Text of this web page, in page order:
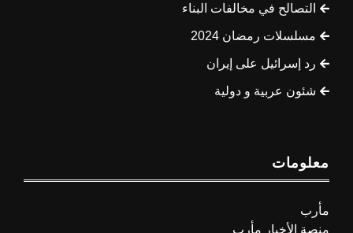
التصالح في مخالفات البناء
مسلسلات رمضان 2024
رد إسرائيل على إيران
شئون عربية و دولية
معلومات
مأرب
منصة الأخبار مأرب